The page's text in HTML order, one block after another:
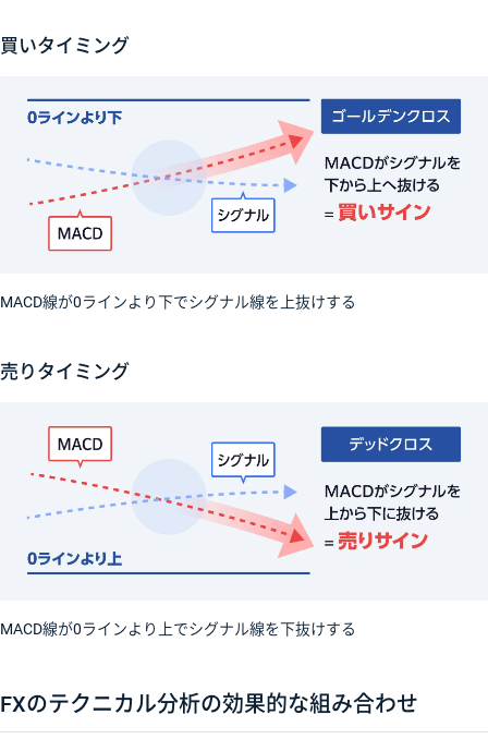
買いタイミング
MACD線が0ラインより下でシグナル線を上抜けする
売りタイミング
MACD線が0ラインより上でシグナル線を下抜けする
FXのテクニカル分析の効果的な組み合わせ